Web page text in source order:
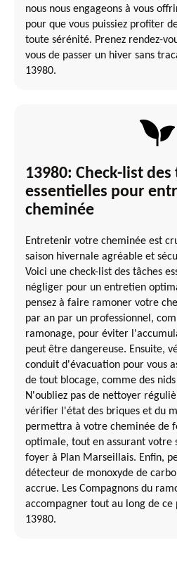
nous nous engageons à vous
pour que vous puissiez profiter
toute sérénité. Prenez rendez-
vous de passer un hiver sans
13980.
13980: Check-list des
essentielles pour
cheminée
Entretenir votre cheminée est
saison hivernale agréable et
Voici une check-list des tâches
négliger pour un entretien
pensez à faire ramoner votre
par an par un professionnel,
ramonage, pour éviter
peut être dangereuse. Ensuite,
conduit d'évacuation pour vous
de tout blocage, comme des
N'oubliez pas de nettoyer
vérifier l'état des briques et du
permettra à votre cheminée de
optimale, tout en assurant votre
foyer à Plan Marseillais. Enfin,
détecteur de monoxyde de
accrue. Les Compagnons du
accompagner tout au long de ce
13980.